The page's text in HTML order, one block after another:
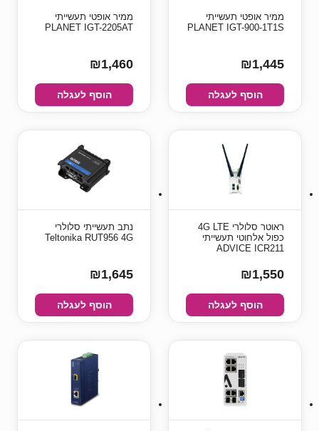
ממיר אופטי תעשייתי
PLANET IGT-900-1T1S
₪1,445
הוסף לעגלה
ממיר אופטי תעשייתי
PLANET IGT-2205AT
₪1,460
הוסף לעגלה
ראוטר סלולרי 4G LTE
כפול אלחוטי תעשייתי
ADVICE ICR211
₪1,550
הוסף לעגלה
נתב תעשייתי סלולרי
Teltonika RUT956 4G
₪1,645
הוסף לעגלה